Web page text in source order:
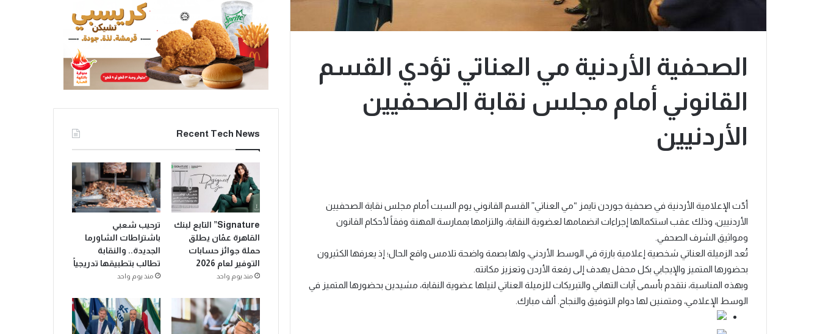
الصحفية الأردنية مي العناتي تؤدي القسم
القانوني أمام مجلس نقابة الصحفيين
الأردنيين
أدّت الإعلامية الأردنية في صحفية جوردن تايمز “مي العناتي” القسم القانوني يوم السبت أمام مجلس نقابة الصحفيين
الأردنيين، وذلك عقب استكمالها إجراءات انضمامها لعضوية النقابة، والتزامها بممارسة المهنة وفقاً لأحكام القانون
ومواثيق الشرف الصحفي.
تُعد الزميلة العناتي شخصية إعلامية بارزة في الوسط الأردني، ولها بصمة واضحة تلامس واقع الحال؛ إذ يعرفها الكثيرون
بحضورها المتميز والإيجابي بكل محفل يهدف إلى رفعة الأردن وتعزيز مكانته.
وبهذه المناسبة، نتقدم بأسمى آيات التهاني والتبريكات للزميلة العناتي لنيلها عضوية النقابة، مشيدين بحضورها المتميز في
الوسط الإعلامي، ومتمنين لها دوام التوفيق والنجاح. ألف مبارك.
Recent Tech News
Signature” التابع لبنك
القاهرة عمّان يطلق
حملة جوائز حسابات
التوفير لعام 2026
منذ يوم واحد
ترحيب شعبي
باشتراطات الشاورما
الجديدة.. والنقابة
تطالب بتطبيقها تدريجياً
منذ يوم واحد